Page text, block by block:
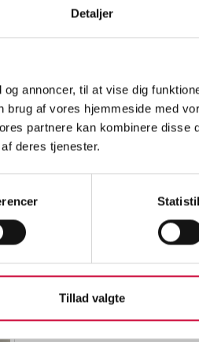
Detaljer
annoncer, til at vise dig
af vores hjemmeside med
partnere kan kombinere disse
deres tjenester.
Tillad valgte
1. maj
...Læs mere
Sverige
...Læs mere